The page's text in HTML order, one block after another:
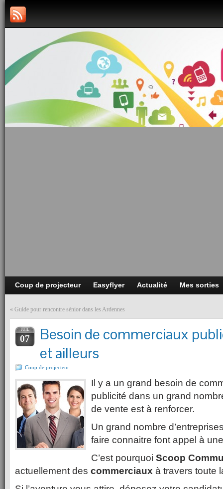
Coup de projecteur Easyflyer Actualité Mes sorties
« Guide pour rencontre sénior dans les Ardennes
JUIL
07
Besoin de commerciaux
et ailleurs
Coup de projecteur
Il y a un grand besoin de
publicité dans un grand
de vente est à renforcer.
Un grand nombre
faire connaitre font appel à
C’est pourquoi Scoop
actuellement des commerciaux à travers toute